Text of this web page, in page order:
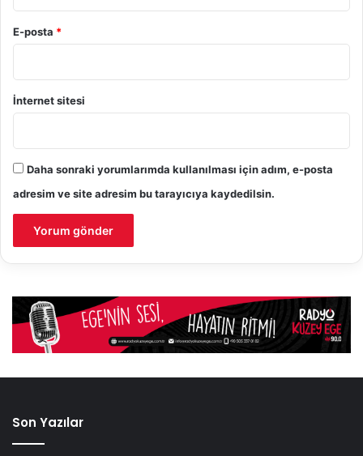
E-posta *
İnternet sitesi
Daha sonraki yorumlarımda kullanılması için adım, e-posta
adresim ve site adresim bu tarayıcıya kaydedilsin.
Son Yazılar